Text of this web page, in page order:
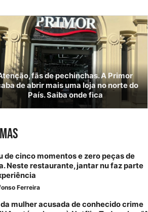
fãs de pechinchas. A Primor
de abrir mais uma loja no norte do
País. Saiba onde fica
de cinco momentos e zero peças de
Neste restaurante, jantar nu faz parte
Ferreira
mulher acusada de conhecido crime